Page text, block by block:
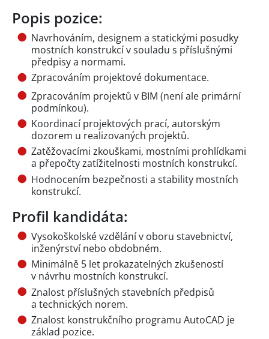
Popis pozice:
Navrhováním, designem a statickými posudky
mostních konstrukcí v souladu s příslušnými
předpisy a normami.
Zpracováním projektové dokumentace.
Zpracováním projektů v BIM (není ale primární
podmínkou).
Koordinací projektových prací, autorským
dozorem u realizovaných projektů.
Zatěžovacími zkouškami, mostními prohlídkami
a přepočty zatížitelnosti mostních konstrukcí.
Hodnocením bezpečnosti a stability mostních
konstrukcí.
Profil kandidáta:
Vysokoškolské vzdělání v oboru stavebnictví,
inženýrství nebo obdobném.
Minimálně 5 let prokazatelných zkušeností
v návrhu mostních konstrukcí.
Znalost příslušných stavebních předpisů
a technických norem.
Znalost konstrukčního programu AutoCAD je
základ pozice.